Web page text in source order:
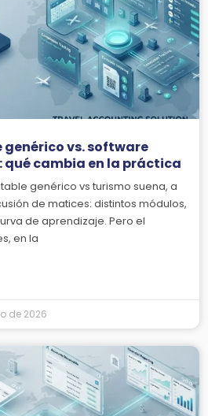
vs. software
cambia en la práctica
genérico vs turismo suena, a
de matices: distintos módulos,
de aprendizaje. Pero el
en la
de 2026